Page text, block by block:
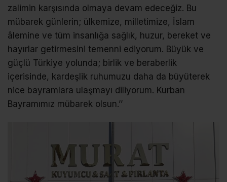
zalimin karşısında olmaya devam edeceğiz. Bu
mübarek günlerin; ülkemize, milletimize, İslam
âlemine ve tüm insanlığa sağlık, huzur, bereket ve
hayırlar getirmesini temenni ediyorum. Büyük ve
güçlü Türkiye yolunda; birlik ve beraberlik
içerisinde, kardeşlik ruhumuzu daha da büyüterek
nice bayramlara ulaşmayı diliyorum. Kurban
Bayramımız mübarek olsun.’’